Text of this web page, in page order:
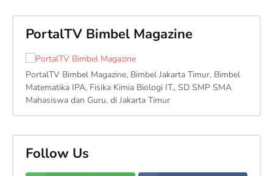
PortalTV Bimbel Magazine
PortalTV Bimbel Magazine, Bimbel Jakarta Timur, Bimbel
Matematika IPA, Fisika Kimia Biologi IT., SD SMP SMA
Mahasiswa dan Guru, di Jakarta Timur
Follow Us